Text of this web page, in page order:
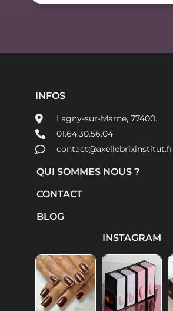
INFOS
Lagny-sur-Marne, 77400.
01.64.30.56.04
contact@axellebrixinstitut.fr
QUI SOMMES NOUS ?
CONTACT
BLOG
INSTAGRAM